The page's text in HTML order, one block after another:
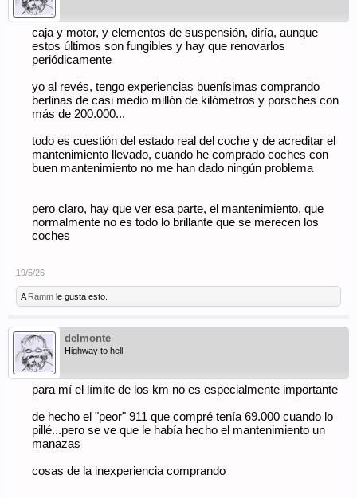
caja y motor, y elementos de suspensión, diría, aunque
estos últimos son fungibles y hay que renovarlos
periódicamente
yo al revés, tengo experiencias buenísimas comprando
berlinas de casi medio millón de kilómetros y porsches con
más de 200.000...
todo es cuestión del estado real del coche y de acreditar el
mantenimiento llevado, cuando he comprado coches con
buen mantenimiento no me han dado ningún problema
pero claro, hay que ver esa parte, el mantenimiento, que
normalmente no es todo lo brillante que se merecen los
coches
19/5/26
A Ramm le gusta esto.
delmonte
Highway to hell
para mí el límite de los km no es especialmente importante
de hecho el "peor" 911 que compré tenía 69.000 cuando lo
pillé...pero se ve que le había hecho el mantenimiento un
manazas
cosas de la inexperiencia comprando